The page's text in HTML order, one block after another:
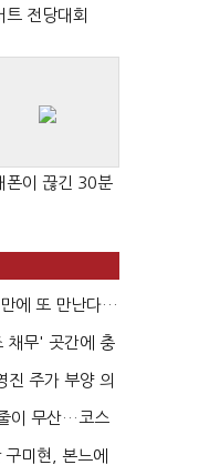
트 전당대회
폰이 끊긴 30분
에 또 만난다…
무' 곳간에 충
진 주가 부양 의
이 무산…코스
미현, 본느에